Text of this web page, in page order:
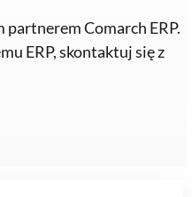
Comarch ERP.
ERP, skontaktuj się z